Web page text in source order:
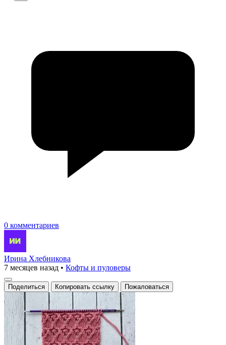
0 комментариев
Ирина Хлебникова
7 месяцев назад • Кофты и пуловеры
Поделиться Копировать ссылку Пожаловаться